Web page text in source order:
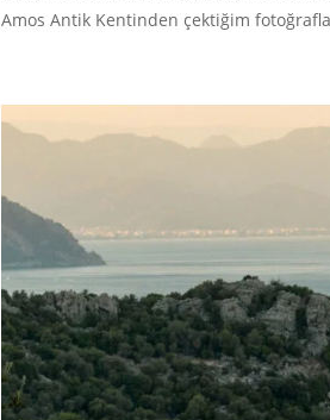
Amos Antik Kentinden çektiğim